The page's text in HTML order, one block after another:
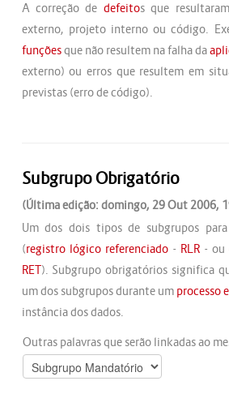
A correção de defeitos que
externo, projeto interno ou código.
funçõesque não resultem na falha da
externo) ou erros que resultem em
previstas (erro de código).
Subgrupo Obrigatório
(Última edição: domingo, 29 Out 2006,
Um dos dois tipos de subgrupos
(registro lógico referenciado- RLR- ou
RET). Subgrupo obrigatórios significa
um dos subgrupos durante um processo
instância dos dados.
Outras palavras que serão linkadas ao